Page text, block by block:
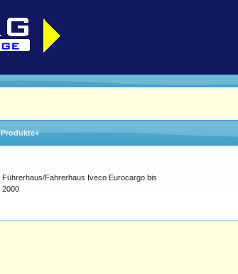
Produkte+
Führerhaus/Fahrerhaus Iveco Eurocargo bis
2000